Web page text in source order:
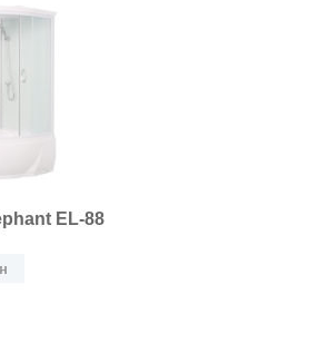
EL-88